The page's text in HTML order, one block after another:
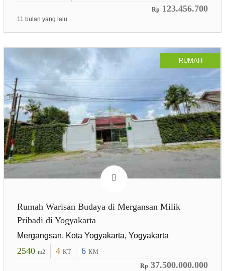
Rp 123.456.700
11 bulan yang lalu
RUMAH
Rumah Warisan Budaya di Mergansan Milik
Pribadi di Yogyakarta
Mergangsan, Kota Yogyakarta, Yogyakarta
2540 m2 4 KT 6 KM
Rp 37.500.000.000